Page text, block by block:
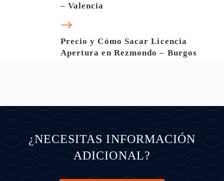
– Valencia
Precio y Cómo Sacar Licencia
Apertura en Rezmondo – Burgos
¿NECESITAS INFORMACIÓN
ADICIONAL?